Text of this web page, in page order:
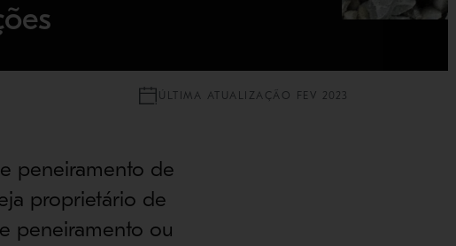
ÚLTIMA ATUALIZAÇÃO FEV 2023
peneiramento de
proprietário de
peneiramento ou